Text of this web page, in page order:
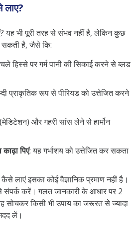
लाए?
यह भी पूरी तरह से संभव नहीं है, लेकिन कुछ
सकती है, जैसे कि:
हिस्से पर गर्म पानी की सिकाई करने से ब्लड
प्राकृतिक रूप से पीरियड को उत्तेजित करने
और गहरी सांस लेने से हार्मोन
पिएं: यह गर्भाशय को उत्तेजित कर सकता
लाएं इसका कोई वैज्ञानिक प्रमाण नहीं है।
से संपर्क करें। गलत जानकारी के आधार पर 2
सोचकर किसी भी उपाय का जरूरत से ज्यादा
लें।